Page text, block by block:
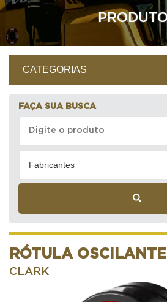
CATEGORIAS
FAÇA SUA BUSCA
Fabricantes
RÓTULA OSCILANTE
CLARK